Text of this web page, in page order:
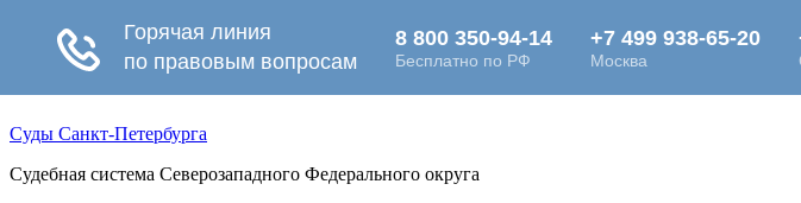
Суды Санкт-Петербурга
Судебная система Северозападного Федерального округа